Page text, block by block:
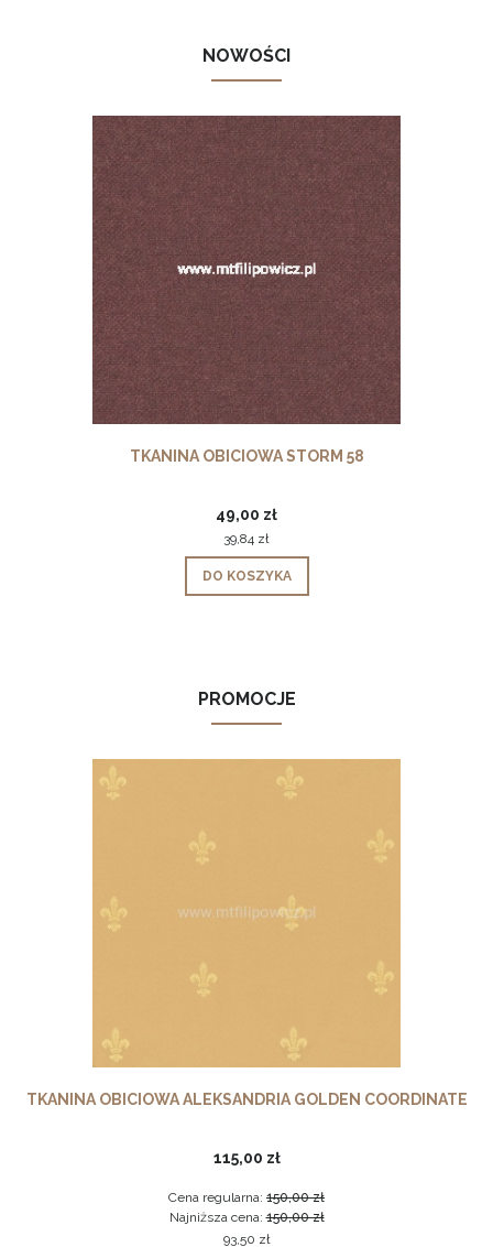
NOWOŚCI
TKANINA OBICIOWA STORM 58
PROMOCJE
OBICIOWA ALEKSANDRIA GOLDEN COORDINATE
Cena regularna:150,00 zł
Najniższa cena:150,00 zł